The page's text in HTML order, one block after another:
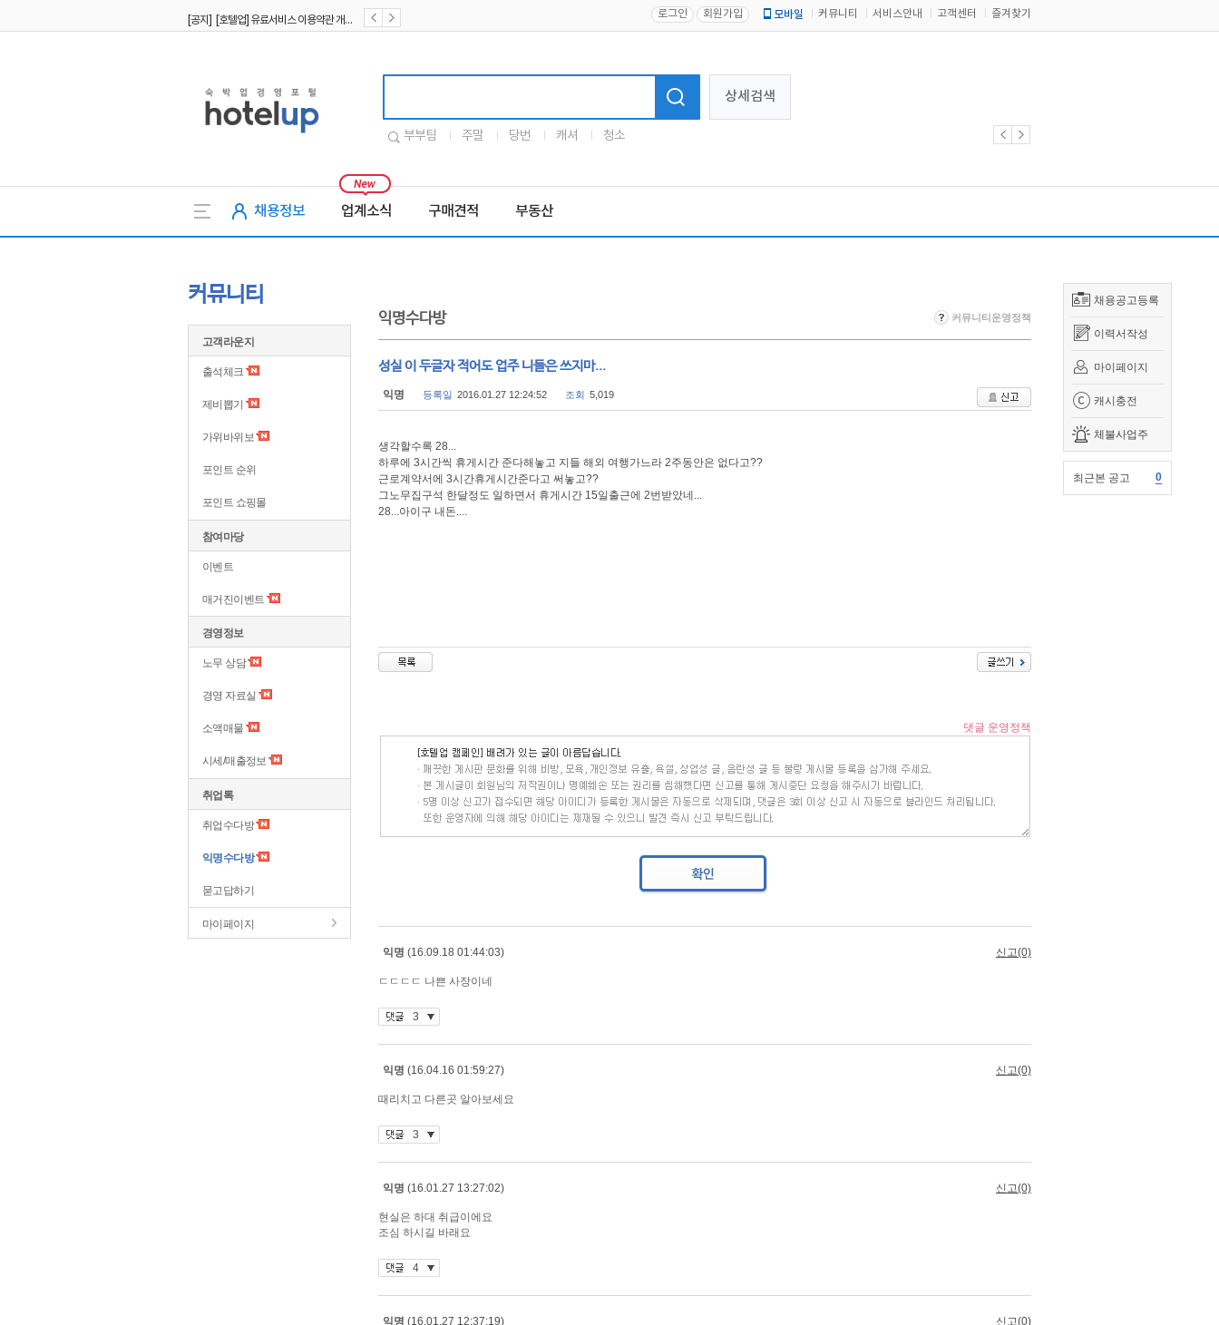
로그인 회원가입 모바일 커뮤니티 서비스안내 고객센터 즐겨찾기
상세검색
부부팀 주말 당번 캐셔 청소
채용정보 업계소식 구매견적 부동산
채용공고등록
이력서작성
마이페이지
캐시충전
체불사업주
최근본 공고 0
커뮤니티
고객라운지
출석체크
제비뽑기
가위바위보
포인트 순위
포인트 쇼핑몰
참여마당
이벤트
매거진이벤트
경영정보
노무 상담
경영 자료실
소액매물
시세/매출정보
취업톡
취업수다방
익명수다방
묻고답하기
마이페이지
익명수다방 커뮤니티운영정책
성실 이 두글자 적어도 업주 니들은 쓰지마...
익명 등록일 2016.01.27 12:24:52 조회 5,019
생각할수록 28...
하루에 3시간씩 휴게시간 준다해놓고 지들 해외 여행가느라 2주동안은 없다고??
근로계약서에 3시간휴게시간준다고 써놓고??
그노무집구석 한달정도 일하면서 휴게시간 15일출근에 2번받았네...
28...아이구 내돈....